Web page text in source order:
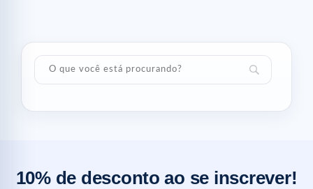
10% de desconto ao se inscrever!